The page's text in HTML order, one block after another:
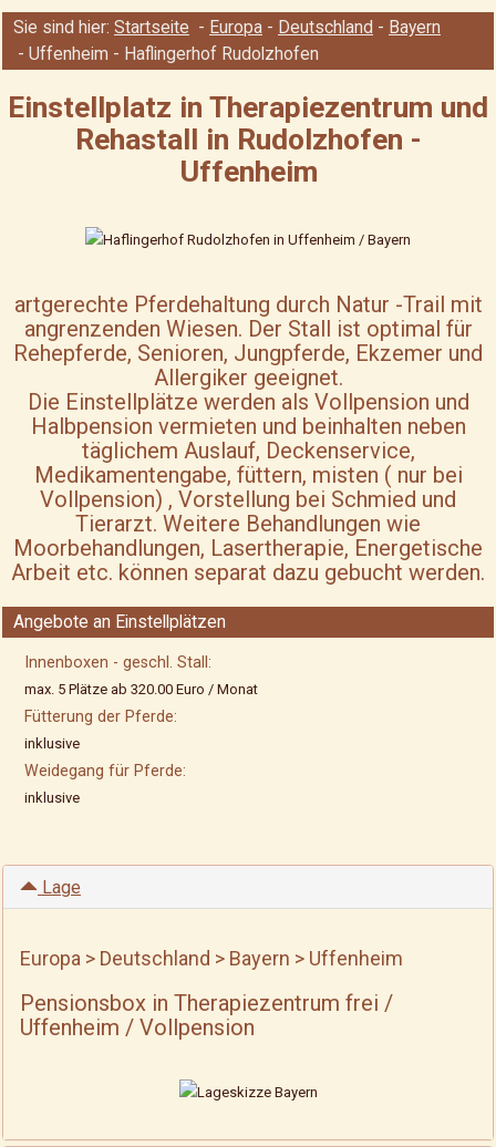
Sie sind hier: Startseite - Europa - Deutschland - Bayern
- Uffenheim - Haflingerhof Rudolzhofen
Einstellplatz in Therapiezentrum und
Rehastall in Rudolzhofen -
Uffenheim
artgerechte Pferdehaltung durch Natur -Trail mit
angrenzenden Wiesen. Der Stall ist optimal für
Rehepferde, Senioren, Jungpferde, Ekzemer und
Allergiker geeignet.
Die Einstellplätze werden als Vollpension und
Halbpension vermieten und beinhalten neben
täglichem Auslauf, Deckenservice,
Medikamentengabe, füttern, misten ( nur bei
Vollpension) , Vorstellung bei Schmied und
Tierarzt. Weitere Behandlungen wie
Moorbehandlungen, Lasertherapie, Energetische
Arbeit etc. können separat dazu gebucht werden.
Angebote an Einstellplätzen
Innenboxen - geschl. Stall:
max. 5 Plätze ab 320.00 Euro / Monat
Fütterung der Pferde:
inklusive
Weidegang für Pferde:
inklusive
Lage
Europa > Deutschland > Bayern > Uffenheim
Pensionsbox in Therapiezentrum frei /
Uffenheim / Vollpension